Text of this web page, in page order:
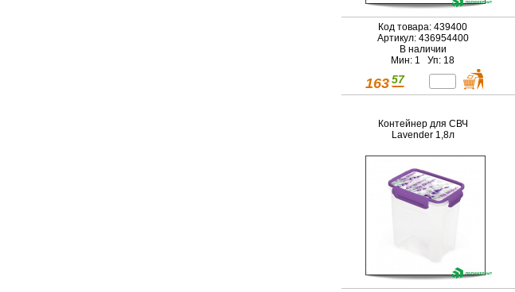
Код товара: 439400
Артикул: 436954400
В наличии
Мин: 1 Уп: 18
163 57
Контейнер для СВЧ
Lavender 1,8л